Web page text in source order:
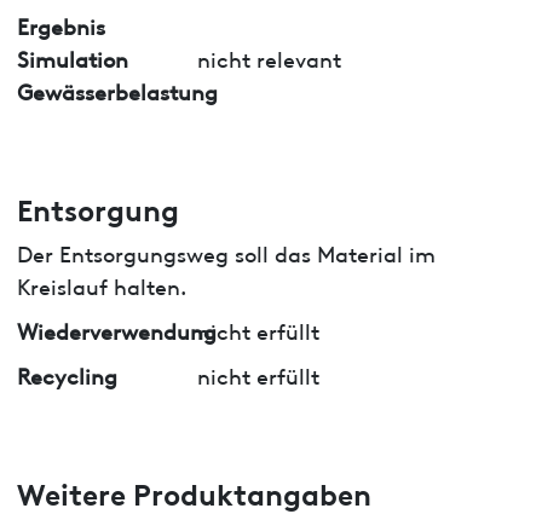
Ergebnis
Simulation
Gewässerbelastung
nicht relevant
Entsorgung
Der Entsorgungsweg soll das Material im
Kreislauf halten.
Wiederverwendungnicht erfüllt
Recycling
nicht erfüllt
Weitere Produktangaben